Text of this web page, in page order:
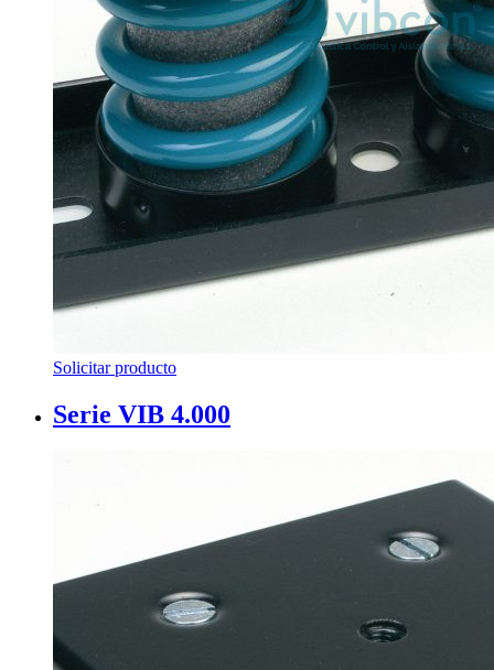
Solicitar producto
Serie VIB 4.000